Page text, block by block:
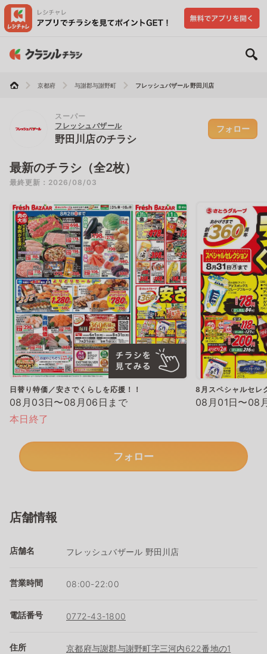
京都府 与謝郡与謝野町 フレッシュバザール 野田川店
スーパー
フレッシュバザール
野田川店のチラシ
フォロー
最新のチラシ（全2枚）
最終更新：2026/08/03
日替り特価／安さでくらしを応援！！
08月03日〜08月06日まで
本日終了
8月スペシャルセレ
08月01日〜08
フォロー
店舗情報
店舗名 フレッシュバザール 野田川店
営業時間 08:00-22:00
電話番号 0772-43-1800
住所 京都府与謝郡与謝野町字三河内622番地の1